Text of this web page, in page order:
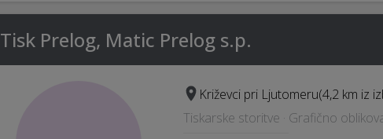
Tisk Prelog, Matic Prelog s.p.
Križevci pri Ljutomeru(4,2 km iz
Tiskarske storitve · Grafično